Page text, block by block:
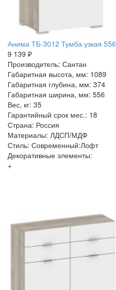
Анима ТБ-3012 Тумба узкая
9 139 ₽
Производитель: Сантан
Габаритная высота, мм: 1089
Габаритная глубина, мм: 374
Габаритная ширина, мм: 556
Вес, кг: 35
Гарантийный срок мес.: 18
Страна: Россия
Материалы: ЛДСП/МДФ
Стиль: Современный:Лофт
Декоративные элементы:
+